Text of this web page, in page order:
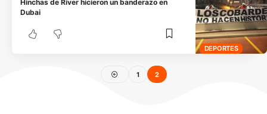
DEPORTES
Hinchas de River hicieron un banderazo en
Dubai
1 2